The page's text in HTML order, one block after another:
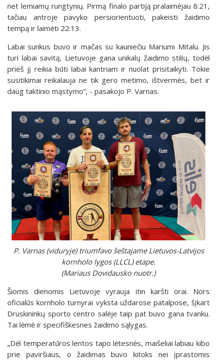
net lemiamų rungtynių. Pirmą finalo partiją pralaimėjau 8:21,
tačiau antroje pavyko persiorientuoti, pakeisti žaidimo
tempą ir laimėti 22:13.
Labai sunkus buvo ir mačas su kauniečiu Mariumi Mitalu. Jis
turi labai savitą, Lietuvoje gana unikalų žaidimo stilių, todėl
prieš jį reikia būti labai kantriam ir nuolat prisitaikyti. Tokie
susitikimai reikalauja ne tik gero metimo, ištvermės, bet ir
daug taktinio mąstymo“, - pasakojo P. Varnas.
P. Varnas (viduryje) triumfavo šeštajame Lietuvos-Latvijos
kornholo lygos (LLCL) etape.
(Mariaus Dovidausko nuotr.)
Šiomis dienomis Lietuvoje vyrauja itin karšti orai. Nors
oficialūs kornholo turnyrai vyksta uždarose patalpose, šįkart
Druskininkų sporto centro salėje taip pat buvo gana tvanku.
Tai lėmė ir specifiškesnes žaidimo sąlygas.
„Dėl temperatūros lentos tapo lėtesnės, maišeliai labiau kibo
prie paviršiaus, o žaidimas buvo kitoks nei įprastomis